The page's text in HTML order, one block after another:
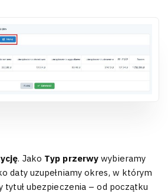
. Jako Typ przerwy wybieramy
daty uzupełniamy okres, w którym
tytuł ubezpieczenia – od początku